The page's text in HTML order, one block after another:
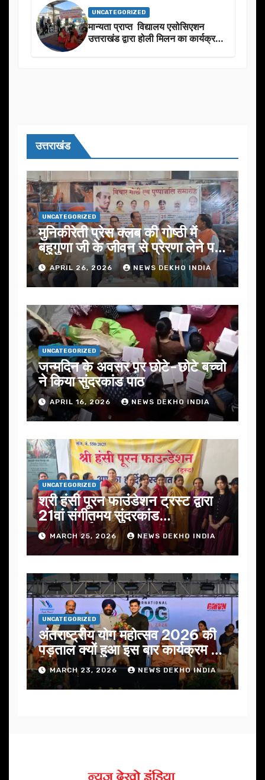
UNCATEGORIZED
मान्यता प्राप्त विद्यालय एसोसिएशन
उत्तराखंड द्वारा होली मिलन का कार्यक्रम
उत्तराखंड
UNCATEGORIZED
मुनिकीरेती प्रेस क्लब की गोष्ठी में
बहुगुणा जी के जीवन से प्रेरणा लेने पर
जोरAPRIL 26, 2026 NEWS DEKHO INDIA
UNCATEGORIZED
जन्मदिन के अवसर प़र छोटे-छोटे बच्चो
ने किया सुंदरकांड पाठ
APRIL 16, 2026 NEWS DEKHO INDIA
UNCATEGORIZED
श्री हंसी पूरन फाउंडेशन ट्रस्ट द्वारा
21वां संगीतमय सुंदरकांड
सफलतापूर्वक संपन्न
MARCH 25, 2026 NEWS DEKHO INDIA
UNCATEGORIZED
अंतराष्ट्रीय योग महोत्सव 2026 की
पड़ताल क्यों हुआ इस बार कार्यक्रम में
निखार
MARCH 23, 2026 NEWS DEKHO INDIA